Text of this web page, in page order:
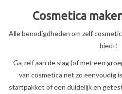
Cosmetica
Alle benodigdheden om zelf
biedt!
Ga zelf aan de slag (of met een
van cosmetica net zo eenvoudig
startpakket of een duidelijk en